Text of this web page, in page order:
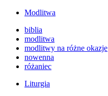
Modlitwa
biblia
modlitwa
modlitwy na różne okazje
nowenna
różaniec
Liturgia